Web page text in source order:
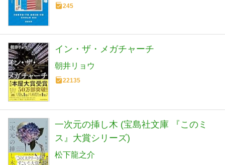
245
イン・ザ・メガチャーチ
朝井リョウ
22135
一次元の挿し木 (宝島社文庫 『このミ
ス』大賞シリーズ)
松下龍之介